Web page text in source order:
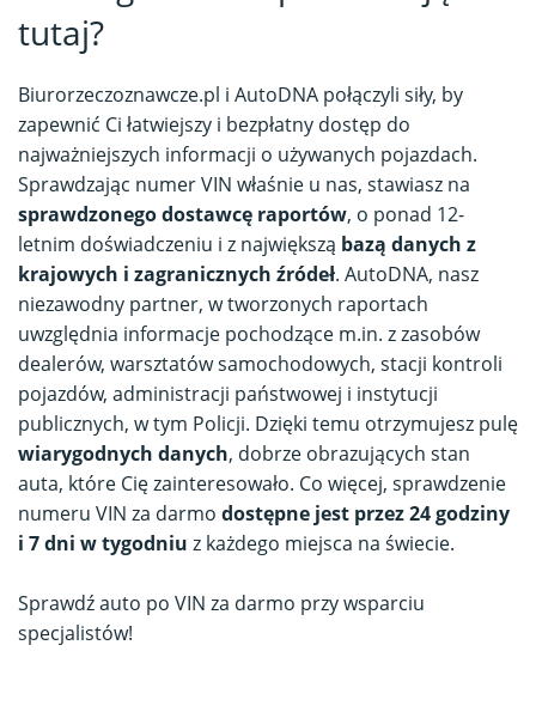
tutaj?
Biurorzeczoznawcze.pl i AutoDNA połączyli siły, by
zapewnić Ci łatwiejszy i bezpłatny dostęp do
najważniejszych informacji o używanych pojazdach.
Sprawdzając numer VIN właśnie u nas, stawiasz na
sprawdzonego dostawcę raportów, o ponad 12-
letnim doświadczeniu i z największą bazą danych z
krajowych i zagranicznych źródeł. AutoDNA, nasz
niezawodny partner, w tworzonych raportach
uwzględnia informacje pochodzące m.in. z zasobów
dealerów, warsztatów samochodowych, stacji kontroli
pojazdów, administracji państwowej i instytucji
publicznych, w tym Policji. Dzięki temu otrzymujesz pulę
wiarygodnych danych, dobrze obrazujących stan
auta, które Cię zainteresowało. Co więcej, sprawdzenie
numeru VIN za darmo dostępne jest przez 24 godziny
i 7 dni w tygodniu z każdego miejsca na świecie.
Sprawdź auto po VIN za darmo przy wsparciu
specjalistów!